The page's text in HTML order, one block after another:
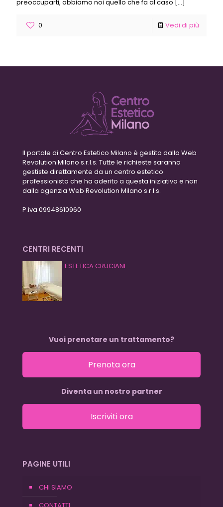
preoccuparti, abbiamo noi quello che fa al caso […]
0 Vedi di più
Il portale di Centro Estetico Milano è gestito dalla Web
Revolution Milano s.r.l.s. Tutte le richieste saranno
gestiste direttamente da un centro estetico
professionista che ha aderito a questa iniziativa e non
dalla agenzia Web Revolution Milano s.r.l.s.
P.iva 09948610960
CENTRI RECENTI
ESTETICA CRUCIANI
Vuoi prenotare un trattamento?
Prenota ora
Diventa un nostro partner
Iscriviti ora
PAGINE UTILI
CHI SIAMO